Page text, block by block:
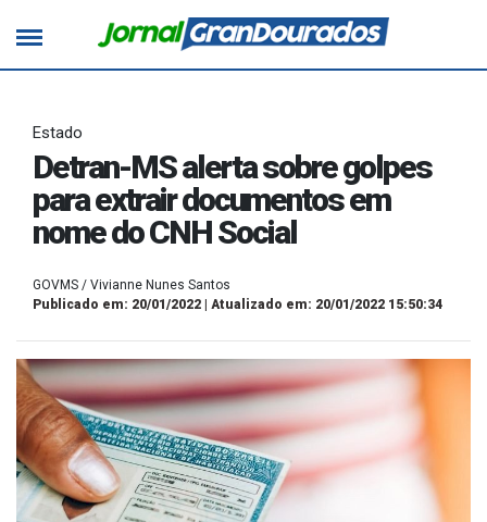
Estado
Detran-MS alerta sobre golpes
para extrair documentos em
nome do CNH Social
GOVMS / Vivianne Nunes Santos
Publicado em: 20/01/2022 | Atualizado em: 20/01/2022 15:50:34